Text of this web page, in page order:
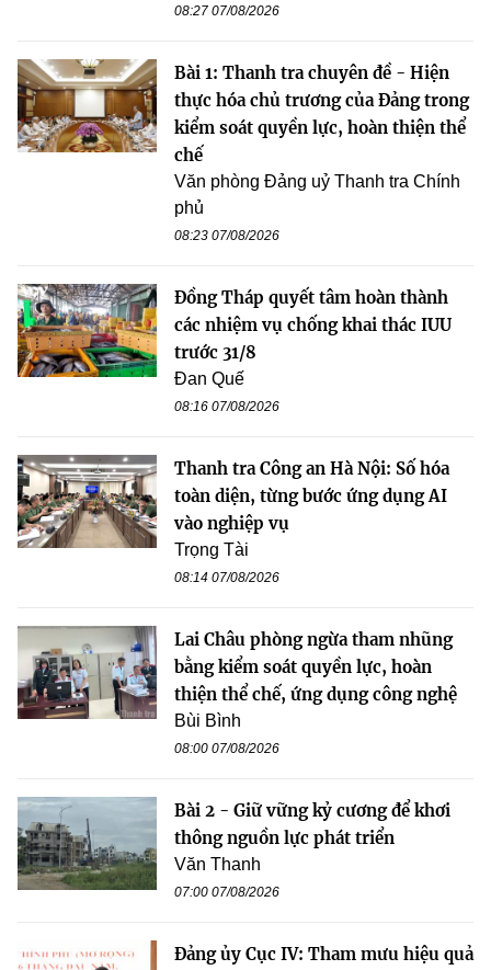
08:27 07/08/2026
Bài 1: Thanh tra chuyên đề - Hiện
thực hóa chủ trương của Đảng trong
kiểm soát quyền lực, hoàn thiện thể
chế
Văn phòng Đảng uỷ Thanh tra Chính
phủ
08:23 07/08/2026
Đồng Tháp quyết tâm hoàn thành
các nhiệm vụ chống khai thác IUU
trước 31/8
Đan Quế
08:16 07/08/2026
Thanh tra Công an Hà Nội: Số hóa
toàn diện, từng bước ứng dụng AI
vào nghiệp vụ
Trọng Tài
08:14 07/08/2026
Lai Châu phòng ngừa tham nhũng
bằng kiểm soát quyền lực, hoàn
thiện thể chế, ứng dụng công nghệ
Bùi Bình
08:00 07/08/2026
Bài 2 - Giữ vững kỷ cương để khơi
thông nguồn lực phát triển
Văn Thanh
07:00 07/08/2026
Đảng ủy Cục IV: Tham mưu hiệu quả